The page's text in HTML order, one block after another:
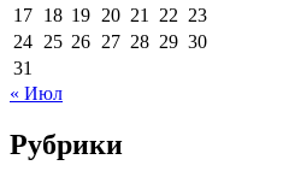
17 18 19 20 21 22 23
24 25 26 27 28 29 30
31
« Июл
Рубрики